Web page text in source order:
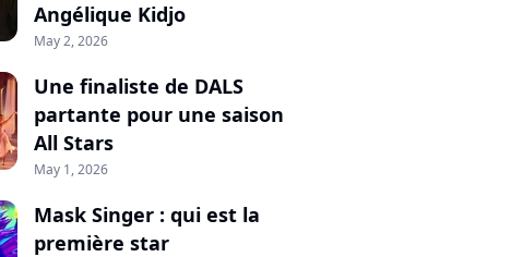
Angélique Kidjo
May 2, 2026
Une finaliste de DALS
partante pour une saison
All Stars
May 1, 2026
Mask Singer : qui est la
première star